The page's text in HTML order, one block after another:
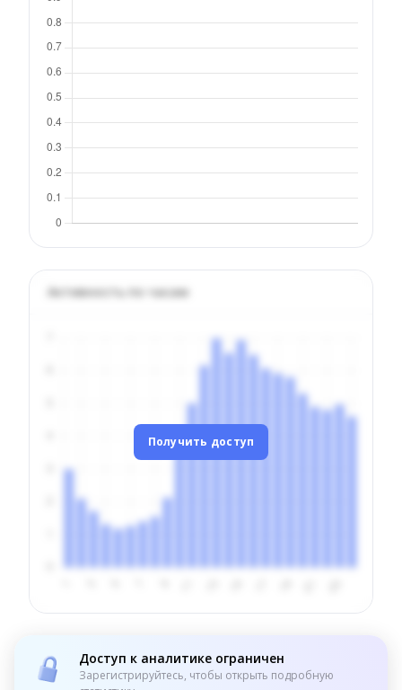
Активность по часам
Получить доступ
Доступ к аналитике ограничен
Зарегистрируйтесь, чтобы открыть подробную